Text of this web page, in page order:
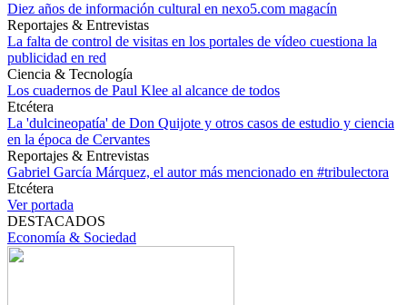
Diez años de información cultural en nexo5.com magacín
Reportajes & Entrevistas
La falta de control de visitas en los portales de vídeo cuestiona la
publicidad en red
Ciencia & Tecnología
Los cuadernos de Paul Klee al alcance de todos
Etcétera
La 'dulcineopatía' de Don Quijote y otros casos de estudio y ciencia
en la época de Cervantes
Reportajes & Entrevistas
Gabriel García Márquez, el autor más mencionado en #tribulectora
Etcétera
Ver portada
DESTACADOS
Economía & Sociedad